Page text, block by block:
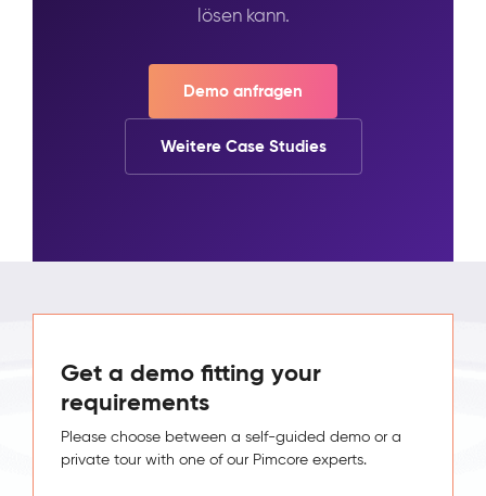
lösen kann.
Demo anfragen
Weitere Case Studies
Get a demo fitting your
requirements
Please choose between a self-guided demo or a
private tour with one of our Pimcore experts.